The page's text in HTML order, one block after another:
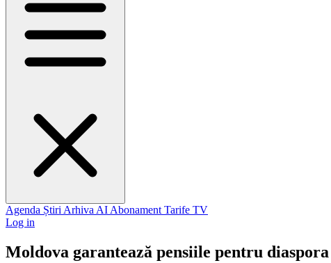
Agenda Știri Arhiva AI Abonament Tarife TV
Log in
Moldova garantează pensiile pentru